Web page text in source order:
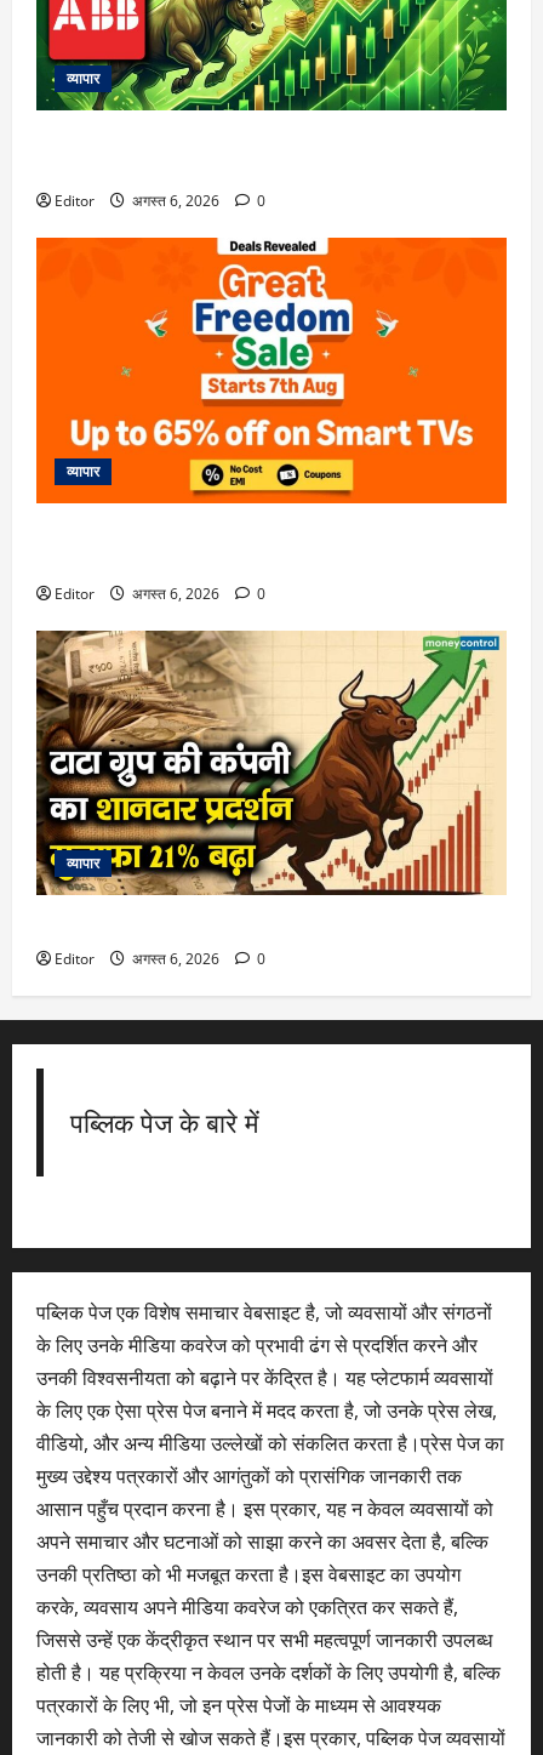
व्यापार
Editor अगस्त 6, 2026 0
व्यापार
Editor अगस्त 6, 2026 0
व्यापार
Editor अगस्त 6, 2026 0
पब्लिक पेज के बारे में
पब्लिक पेज एक विशेष समाचार वेबसाइट है, जो व्यवसायों और संगठनों
के लिए उनके मीडिया कवरेज को प्रभावी ढंग से प्रदर्शित करने और
उनकी विश्वसनीयता को बढ़ाने पर केंद्रित है। यह प्लेटफार्म व्यवसायों
के लिए एक ऐसा प्रेस पेज बनाने में मदद करता है, जो उनके प्रेस लेख,
वीडियो, और अन्य मीडिया उल्लेखों को संकलित करता है।प्रेस पेज का
मुख्य उद्देश्य पत्रकारों और आगंतुकों को प्रासंगिक जानकारी तक
आसान पहुँच प्रदान करना है। इस प्रकार, यह न केवल व्यवसायों को
अपने समाचार और घटनाओं को साझा करने का अवसर देता है, बल्कि
उनकी प्रतिष्ठा को भी मजबूत करता है।इस वेबसाइट का उपयोग
करके, व्यवसाय अपने मीडिया कवरेज को एकत्रित कर सकते हैं,
जिससे उन्हें एक केंद्रीकृत स्थान पर सभी महत्वपूर्ण जानकारी उपलब्ध
होती है। यह प्रक्रिया न केवल उनके दर्शकों के लिए उपयोगी है, बल्कि
पत्रकारों के लिए भी, जो इन प्रेस पेजों के माध्यम से आवश्यक
जानकारी को तेजी से खोज सकते हैं।इस प्रकार, पब्लिक पेज व्यवसायों